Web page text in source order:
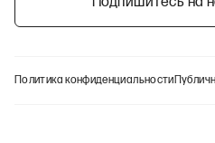
Политика конфиденциальности